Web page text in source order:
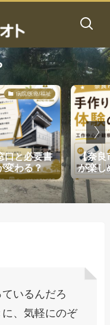
病院/医療/福祉
口と必要書
変わる？
【奈良
が楽し
いるんだろ
、気軽にのぞ